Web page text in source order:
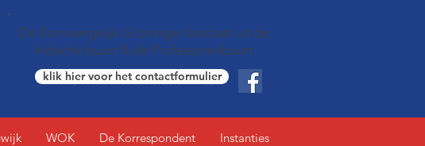
De Korrewegwijk Groningen bestaat uit de
Indische buurt & de Professorenbuurt
klik hier voor het contactformulier
WOK De Korrespondent Instanties